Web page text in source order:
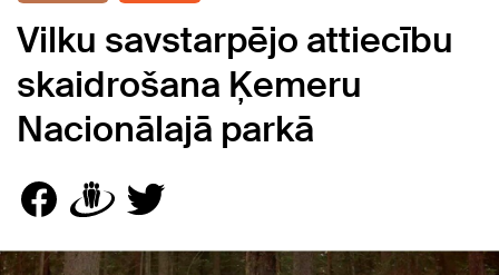
Vilku savstarpējo attiecību
skaidrošana Ķemeru
Nacionālajā parkā